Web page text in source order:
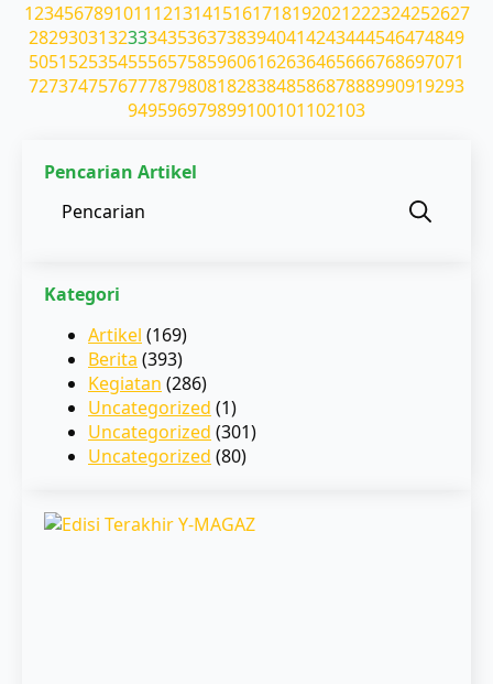
123456789101112131415161718192021222324252627
28293031323334353637383940414243444546474849
50515253545556575859606162636465666768697071
72737475767778798081828384858687888990919293
949596979899100101102103
Pencarian Artikel
Kategori
Artikel (169)
Berita (393)
Kegiatan (286)
Uncategorized (1)
Uncategorized (301)
Uncategorized (80)